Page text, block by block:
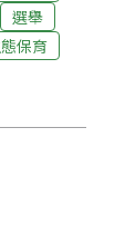
選舉
保育